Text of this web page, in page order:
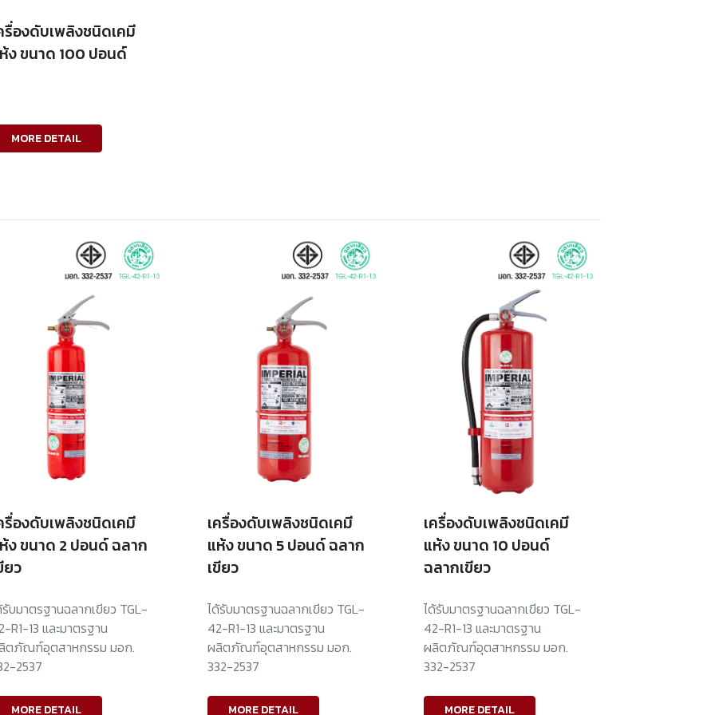
รื่องดับเพลิงชนิดเคมี
ง ขนาด 100 ปอนด์
MORE DETAIL
รื่องดับเพลิงชนิดเคมี
ง ขนาด 2 ปอนด์ ฉลาก
ยว
รับมาตรฐานฉลากเขียว TGL-
R1-13 และมาตรฐาน
ตภัณฑ์อุตสาหกรรม มอก.
2537
MORE DETAIL
เครื่องดับเพลิงชนิดเคมี
แห้ง ขนาด 5 ปอนด์ ฉลาก
เขียว
ได้รับมาตรฐานฉลากเขียว TGL-
42-R1-13 และมาตรฐาน
ผลิตภัณฑ์อุตสาหกรรม มอก.
332-2537
MORE DETAIL
เครื่องดับเพลิงชนิดเคมี
แห้ง ขนาด 10 ปอนด์
ฉลากเขียว
ได้รับมาตรฐานฉลากเขียว TGL-
42-R1-13 และมาตรฐาน
ผลิตภัณฑ์อุตสาหกรรม มอก.
332-2537
MORE DETAIL